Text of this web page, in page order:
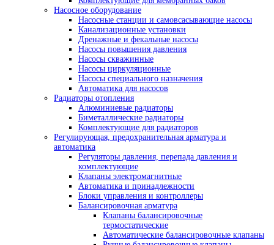
Насосное оборудование
Насосные станции и самовсасывающие насосы
Канализационные установки
Дренажные и фекальные насосы
Насосы повышения давления
Насосы скважинные
Насосы циркуляционные
Насосы специального назначения
Автоматика для насосов
Радиаторы отопления
Алюминиевые радиаторы
Биметаллические радиаторы
Комплектующие для радиаторов
Регулирующая, предохранительная арматура и
автоматика
Регуляторы давления, перепада давления и
комплектующие
Клапаны электромагнитные
Автоматика и принадлежности
Блоки управления и контроллеры
Балансировочная арматура
Клапаны балансировочные
термостатические
Автоматические балансировочные клапаны